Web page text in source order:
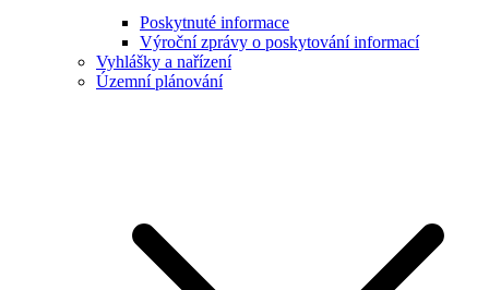
Poskytnuté informace
Výroční zprávy o poskytování informací
Vyhlášky a nařízení
Územní plánování